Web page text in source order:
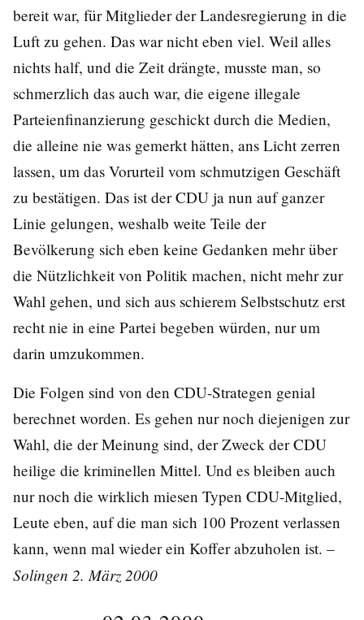
bereit war, für Mitglieder der Landesregierung in die
Luft zu gehen. Das war nicht eben viel. Weil alles
nichts half, und die Zeit drängte, musste man, so
schmerzlich das auch war, die eigene illegale
Parteienfinanzierung geschickt durch die Medien,
die alleine nie was gemerkt hätten, ans Licht zerren
lassen, um das Vorurteil vom schmutzigen Geschäft
zu bestätigen. Das ist der CDU ja nun auf ganzer
Linie gelungen, weshalb weite Teile der
Bevölkerung sich eben keine Gedanken mehr über
die Nützlichkeit von Politik machen, nicht mehr zur
Wahl gehen, und sich aus schierem Selbstschutz erst
recht nie in eine Partei begeben würden, nur um
darin umzukommen.
Die Folgen sind von den CDU-Strategen genial
berechnet worden. Es gehen nur noch diejenigen zur
Wahl, die der Meinung sind, der Zweck der CDU
heilige die kriminellen Mittel. Und es bleiben auch
nur noch die wirklich miesen Typen CDU-Mitglied,
Leute eben, auf die man sich 100 Prozent verlassen
kann, wenn mal wieder ein Koffer abzuholen ist. –
Solingen 2. März 2000